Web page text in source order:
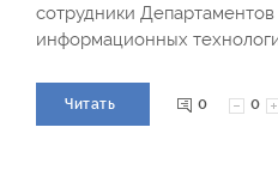
сотрудники
информационных
Читать 0 0